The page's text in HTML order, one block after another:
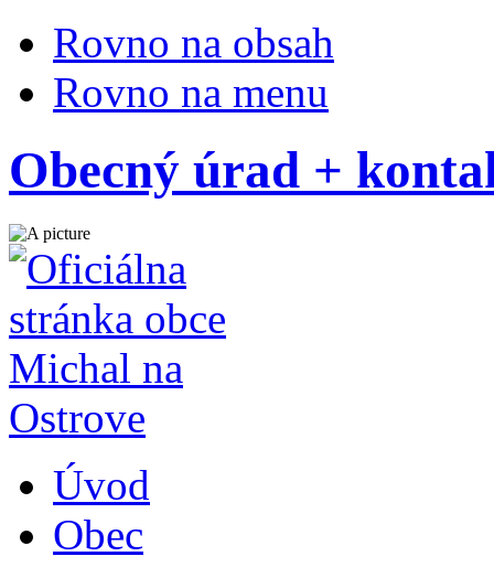
Rovno na obsah
Rovno na menu
Obecný úrad +
Úvod
Obec